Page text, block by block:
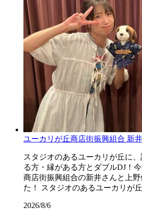
ユーカリが丘商店街振興組合 新
スタジオのあるユーカリが丘に
る方・縁がある方とダブルDJ！
商店街振興組合の新井さんと上
た！ スタジオのあるユーカリが
2026/8/6